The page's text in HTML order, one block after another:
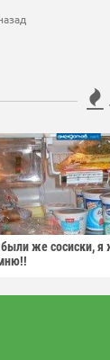
же сосиски, я